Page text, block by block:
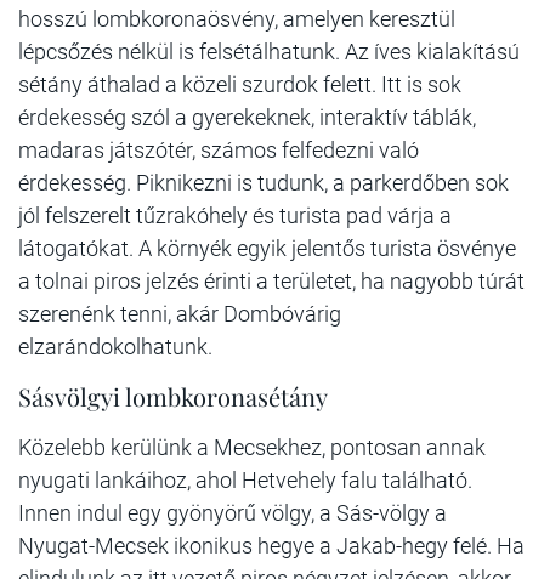
hosszú lombkoronaösvény, amelyen keresztül
lépcsőzés nélkül is felsétálhatunk. Az íves kialakítású
sétány áthalad a közeli szurdok felett. Itt is sok
érdekesség szól a gyerekeknek, interaktív táblák,
madaras játszótér, számos felfedezni való
érdekesség. Piknikezni is tudunk, a parkerdőben sok
jól felszerelt tűzrakóhely és turista pad várja a
látogatókat. A környék egyik jelentős turista ösvénye
a tolnai piros jelzés érinti a területet, ha nagyobb túrát
szerenénk tenni, akár Dombóvárig
elzarándokolhatunk.
Sásvölgyi lombkoronasétány
Közelebb kerülünk a Mecsekhez, pontosan annak
nyugati lankáihoz, ahol Hetvehely falu található.
Innen indul egy gyönyörű völgy, a Sás-völgy a
Nyugat-Mecsek ikonikus hegye a Jakab-hegy felé. Ha